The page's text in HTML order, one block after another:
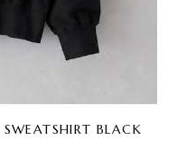
BLACK